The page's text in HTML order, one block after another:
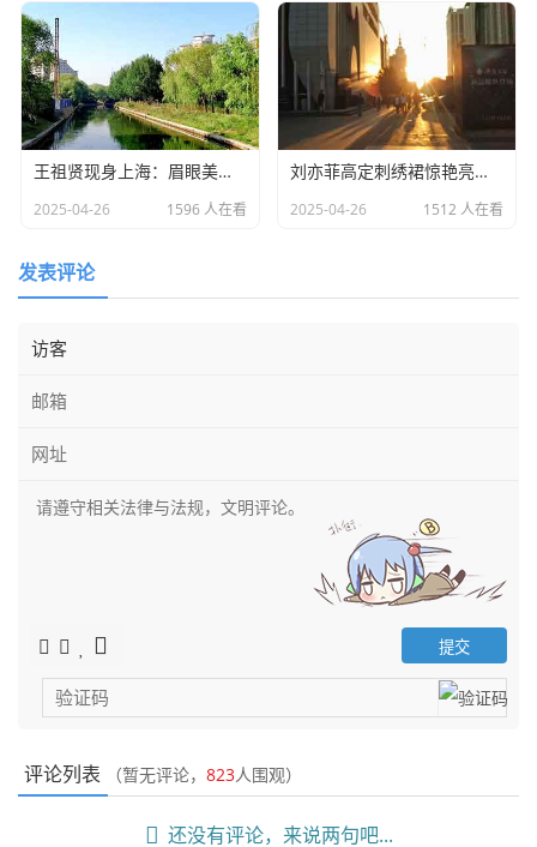
王祖贤现身上海：眉眼美丽气质优雅，时光难掩女神风采
2025-04-26 1596 人在看
​刘亦菲高定刺绣裙惊艳亮相：皮肤白到发光诠释东方美学​
2025-04-26 1512 人在看
发表评论
评论列表 （暂无评论， 823人围观）
还没有评论，来说两句吧...